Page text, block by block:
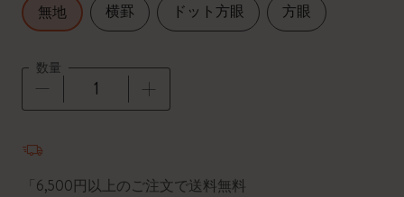
無地 横罫 ドット方眼 方眼
数量
「6,500円以上のご注文で送料無料